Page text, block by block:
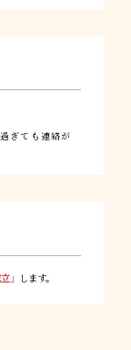
ぎても連絡が
」 します。